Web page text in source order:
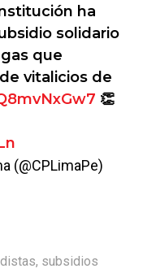
ha
solidario
que
vitalicios de
👏
(@CPLimaPe)
, subsidios